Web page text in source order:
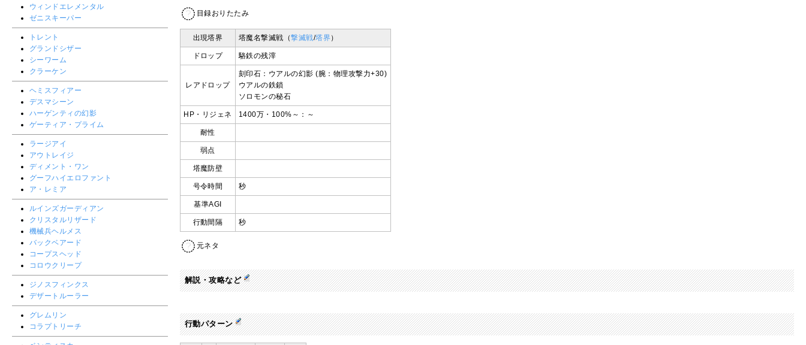
目録おりたたみ
出現塔界 塔魔名撃滅戦（撃滅戦/塔界）
ドロップ 駱鉄の残滓
レアドロップ
刻印石：ウアルの幻影 (腕：物理攻撃力+30)
ウアルの鉄鎖
ソロモンの秘石
HP・リジェネ 1400万・100%～：～
耐性
弱点
塔魔防壁
号令時間 秒
基準AGI
行動間隔 秒
元ネタ
解説・攻略など
行動パターン
ウィンドエレメンタル
ゼニスキーパー
トレント
グランドシザー
シーワーム
クラーケン
ヘミスフィアー
デスマシーン
ハーゲンティの幻影
ゲーティア・プライム
ラージアイ
アウトレイジ
ディメント・ワン
グーフハイエロファント
ア・レミア
ルインズガーディアン
クリスタルリザード
機械兵ヘルメス
バックベアード
コープスヘッド
コロウクリープ
ジノスフィンクス
デザートルーラー
グレムリン
コラプトリーチ